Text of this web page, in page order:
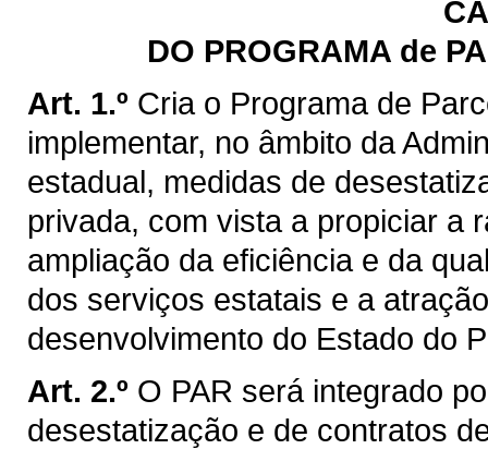
DO PROGRAMA de
Art. 1.º Cria o Programa de
implementar, no âmbito da
estadual, medidas de
privada, com vista a propiciar a
ampliação da eficiência e da
dos serviços estatais e a
desenvolvimento do Estado do
Art. 2.º O PAR será integrado
desestatização e de contratos